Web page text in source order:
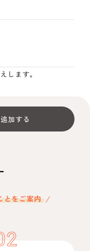
します。
加する
とをご案内